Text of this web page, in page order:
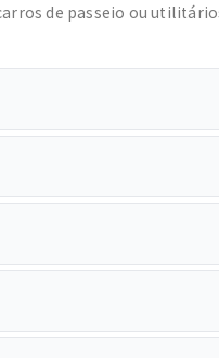
de passeio ou